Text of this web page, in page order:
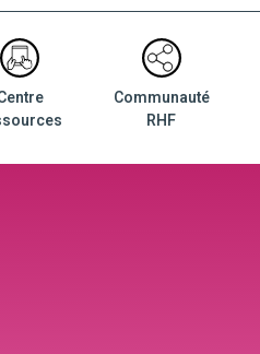
Communauté
RHF